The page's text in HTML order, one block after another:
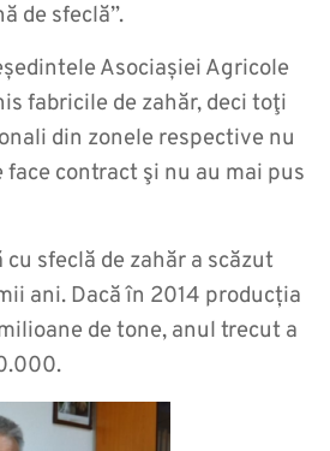
de sfeclă”.
Asociașiei Agricole
fabricile de zahăr, deci toţi
din zonele respective nu
contract şi nu au mai pus
sfeclă de zahăr a scăzut
ani. Dacă în 2014 producția
de tone, anul trecut a